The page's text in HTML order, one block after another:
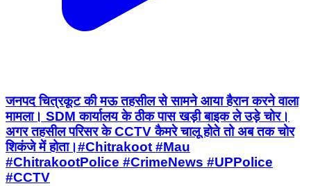
जनपद चित्रकूट की मऊ तहसील से सामने आया हैरान करने वाला
मामला। SDM कार्यालय के ठीक पास खड़ी बाइक ले उड़े चोर।
अगर तहसील परिसर के CCTV कैमरे चालू होते तो अब तक चोर
शिकंजे में होता। ​#Chitrakoot #Mau
#ChitrakootPolice #CrimeNews #UPPolice
#CCTV